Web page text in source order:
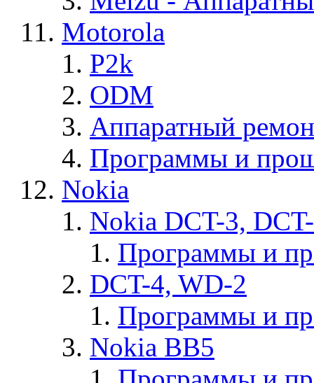
Motorola
P2k
ODM
Аппаратный
Программы и
Nokia
Nokia DCT-3,
Программы и
DCT-4, WD-2
Программы и
Nokia BB5